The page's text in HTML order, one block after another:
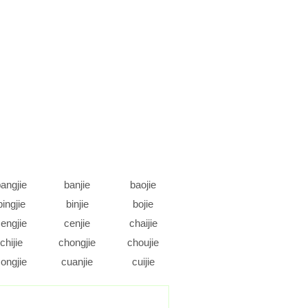
banjie
baojie
binjie
bojie
cenjie
chaijie
chijie chongjie
choujie
cuanjie
cuijie